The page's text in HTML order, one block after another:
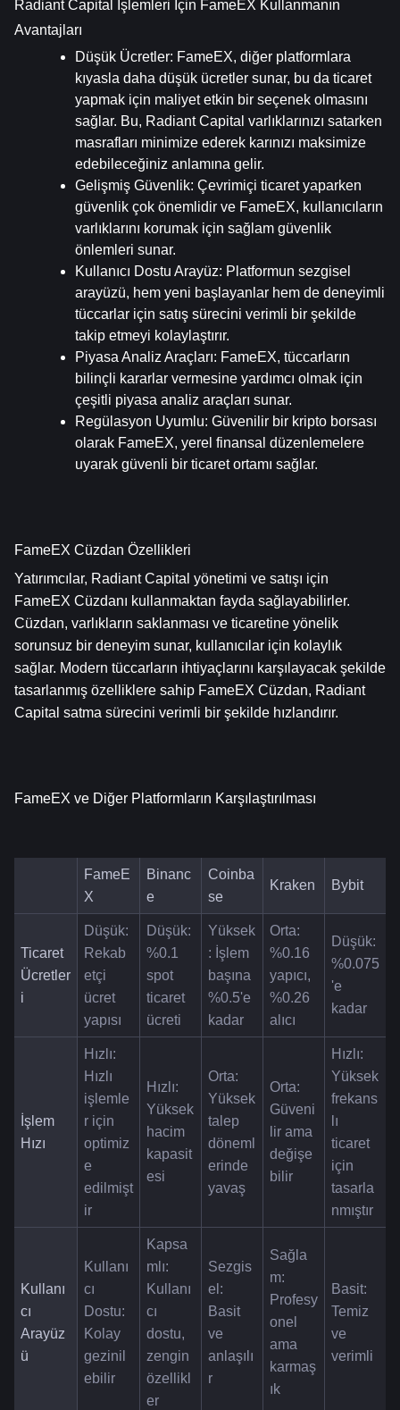
Radiant Capital İşlemleri İçin FameEX Kullanmanın
Avantajları
Düşük Ücretler: FameEX, diğer platformlara
kıyasla daha düşük ücretler sunar, bu da ticaret
yapmak için maliyet etkin bir seçenek olmasını
sağlar. Bu, Radiant Capital varlıklarınızı satarken
masrafları minimize ederek karınızı maksimize
edebileceğiniz anlamına gelir.
Gelişmiş Güvenlik: Çevrimiçi ticaret yaparken
güvenlik çok önemlidir ve FameEX, kullanıcıların
varlıklarını korumak için sağlam güvenlik
önlemleri sunar.
Kullanıcı Dostu Arayüz: Platformun sezgisel
arayüzü, hem yeni başlayanlar hem de deneyimli
tüccarlar için satış sürecini verimli bir şekilde
takip etmeyi kolaylaştırır.
Piyasa Analiz Araçları: FameEX, tüccarların
bilinçli kararlar vermesine yardımcı olmak için
çeşitli piyasa analiz araçları sunar.
Regülasyon Uyumlu: Güvenilir bir kripto borsası
olarak FameEX, yerel finansal düzenlemelere
uyarak güvenli bir ticaret ortamı sağlar.
FameEX Cüzdan Özellikleri
Yatırımcılar, Radiant Capital yönetimi ve satışı için
FameEX Cüzdanı kullanmaktan fayda sağlayabilirler.
Cüzdan, varlıkların saklanması ve ticaretine yönelik
sorunsuz bir deneyim sunar, kullanıcılar için kolaylık
sağlar. Modern tüccarların ihtiyaçlarını karşılayacak şekilde
tasarlanmış özelliklere sahip FameEX Cüzdan, Radiant
Capital satma sürecini verimli bir şekilde hızlandırır.
FameEX ve Diğer Platformların Karşılaştırılması
FameE
X
Binanc
e
Coinba
se
Kraken Bybit
Ticaret
Ücretler
i
Düşük:
Rekab
etçi
ücret
yapısı
Düşük:
%0.1
spot
ticaret
ücreti
Yüksek
: İşlem
başına
%0.5'e
kadar
Orta:
%0.16
yapıcı,
%0.26
alıcı
Düşük:
%0.075
'e
kadar
İşlem
Hızı
Hızlı:
Hızlı
işlemle
r için
optimiz
e
edilmişt
ir
Hızlı:
Yüksek
hacim
kapasit
esi
Orta:
Yüksek
talep
döneml
erinde
yavaş
Orta:
Güveni
lir ama
değişe
bilir
Hızlı:
Yüksek
frekans
lı
ticaret
için
tasarla
nmıştır
Kullanı
cı
Arayüz
ü
Kullanı
cı
Dostu:
Kolay
gezinil
ebilir
Kapsa
mlı:
Kullanı
cı
dostu,
zengin
özellikl
er
Sezgis
el:
Basit
ve
anlaşılı
r
Sağla
m:
Profesy
onel
ama
karmaş
ık
Basit:
Temiz
ve
verimli